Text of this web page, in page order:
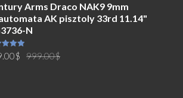
was:
749.00$.
is:
699.00$.
Arms Draco NAK9 9mm
AK pisztoly 33rd 11.14"
N
5 999.00$
$